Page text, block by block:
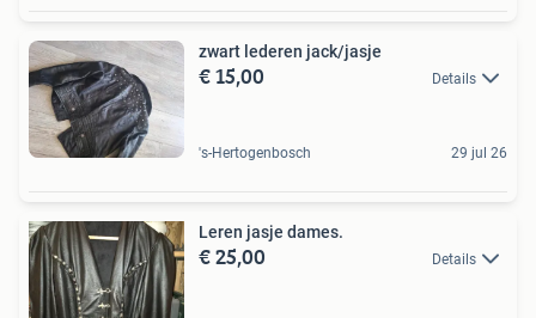
zwart lederen jack/jasje
€ 15,00 Details
's-Hertogenbosch 29 jul 26
Leren jasje dames.
€ 25,00 Details